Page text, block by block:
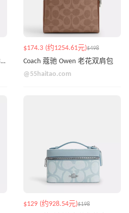
Coach 蔻驰 City 贝壳印花托特包 迷你款
$174.3 (约1254.61元)$498
Coach 蔻驰 Owen 老花双肩包
@55haitao.com
$129 (约928.54元)$198